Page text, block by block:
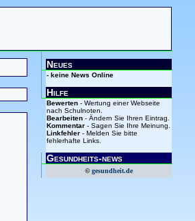
Neues
- keine News Online
Hilfe
Bewerten - Wertung einer Webseite
nach Schulnoten.
Bearbeiten - Ändern Sie Ihren Eintrag.
Kommentar - Sagen Sie Ihre Meinung.
Linkfehler - Melden Sie bitte
fehlerhafte Links.
Gesundheits-news
© gesundheit.de